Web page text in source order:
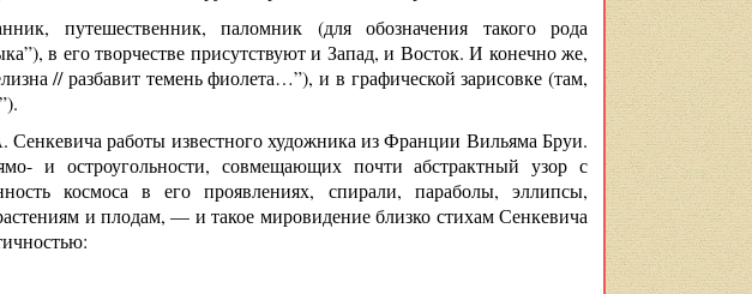
путешественник, паломник (для обозначения такого рода
в его творчестве присутствуют и Запад, и Восток. И конечно же,
// разбавит темень фиолета…”), и в графической зарисовке (там,
работы известного художника из Франции Вильяма Бруи.
и остроугольности, совмещающих почти абстрактный узор с
космоса в его проявлениях, спирали, параболы, эллипсы,
и плодам, — и такое мировидение близко стихам Сенкевича